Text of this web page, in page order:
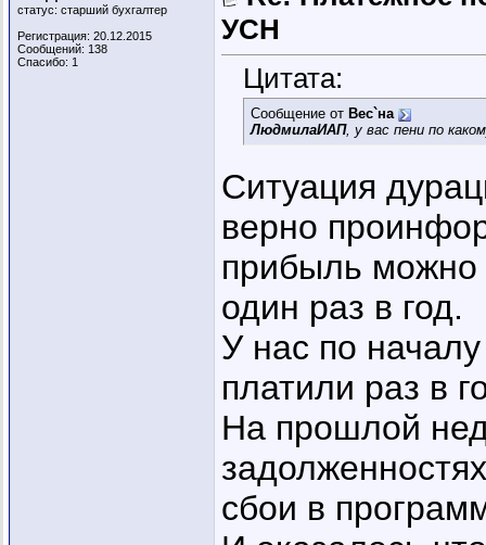
статус: старший бухгалтер
Регистрация: 20.12.2015
Сообщений: 138
Спасибо: 1
УСН
Цитата:
Сообщение от Вес`на
ЛюдмилаИАП, у вас пени по
Ситуация
верно
прибыль можно
один раз в год.
У нас по
платили раз в
На прошлой
сбои в